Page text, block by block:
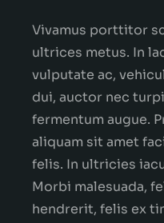
Vivamus porttitor
ultrices metus. In
vulputate ac,
dui, auctor nec
fermentum augue.
aliquam sit amet
felis. In ultricies
Morbi malesuada,
hendrerit, felis ex